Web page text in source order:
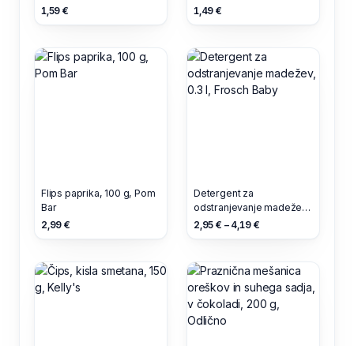
1,59 €
1,49 €
Flips paprika, 100 g, Pom
Bar
2,99 €
Detergent za
odstranjevanje madežev,
0.3 l, Frosch Baby
2,95 € – 4,19 €